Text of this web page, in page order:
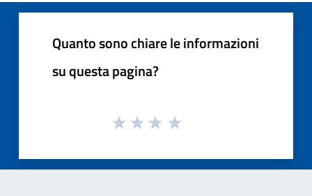
Quanto sono chiare le informazioni
su questa pagina?